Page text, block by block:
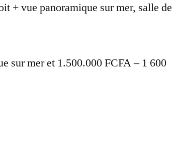
+ vue panoramique sur mer, salle de
sur mer et 1.500.000 FCFA – 1 600